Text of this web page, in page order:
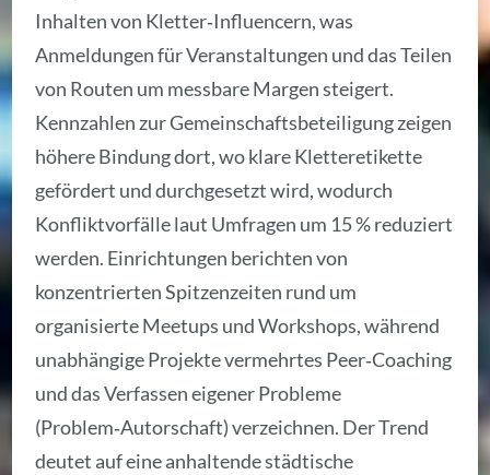
Inhalten von Kletter‑Influencern, was
Anmeldungen für Veranstaltungen und das Teilen
von Routen um messbare Margen steigert.
Kennzahlen zur Gemeinschaftsbeteiligung zeigen
höhere Bindung dort, wo klare Kletteretikette
gefördert und durchgesetzt wird, wodurch
Konfliktvorfälle laut Umfragen um 15 % reduziert
werden. Einrichtungen berichten von
konzentrierten Spitzenzeiten rund um
organisierte Meetups und Workshops, während
unabhängige Projekte vermehrtes Peer‑Coaching
und das Verfassen eigener Probleme
(Problem‑Autorschaft) verzeichnen. Der Trend
deutet auf eine anhaltende städtische